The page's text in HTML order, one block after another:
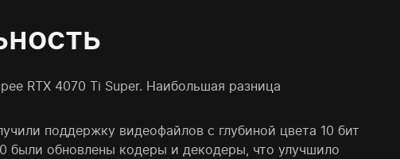
RTX 4070 Ti Super. Наибольшая разница
поддержку видеофайлов с глубиной цвета 10 бит
были обновлены кодеры и декодеры, что улучшило